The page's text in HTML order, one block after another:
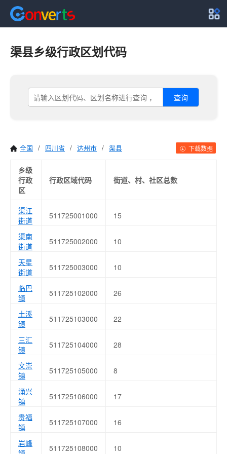
渠县乡级行政区划代码
查询
全国 / 四川省 / 达州市 / 渠县 下载数据
乡级
行政
区
行政区域代码 街道、村、社区总数
渠江
街道
511725001000 15
渠南
街道
511725002000 10
天星
街道
511725003000 10
临巴
镇
511725102000 26
土溪
镇
511725103000 22
三汇
镇
511725104000 28
文崇
镇
511725105000 8
涌兴
镇
511725106000 17
贵福
镇
511725107000 16
岩峰
511725108000 10